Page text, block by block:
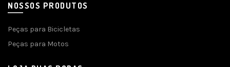
NOSSOS PRODUTOS
Peças para Bicicletas
Peças para Motos